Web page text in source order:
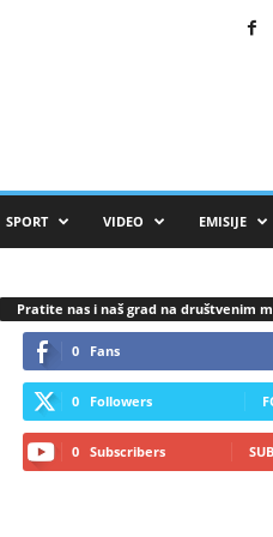
SPORT VIDEO EMISIJE
Pratite nas i naš grad na društvenim
0 Fans
0 Followers
0 Subscribers